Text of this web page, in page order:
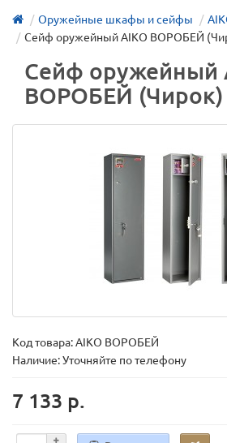
Оружейные шкафы и сейфы
Сейф оружейный AIKO ВОРОБЕЙ
Сейф оружейный
ВОРОБЕЙ (Чирок)
Код товара:AIKO ВОРОБЕЙ
Наличие: Уточняйте по телефону
7 133 р.